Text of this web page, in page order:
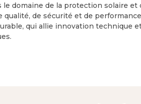
domaine de la protection solaire
de sécurité et de
qui allie innovation technique